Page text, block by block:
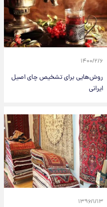
۱۴۰۰/۲/۶
روش‌هایی برای تشخیص چای اصیل
ایرانی
۱۳۹۶/۱/۱۳